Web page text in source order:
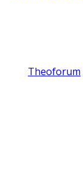
Theoforum